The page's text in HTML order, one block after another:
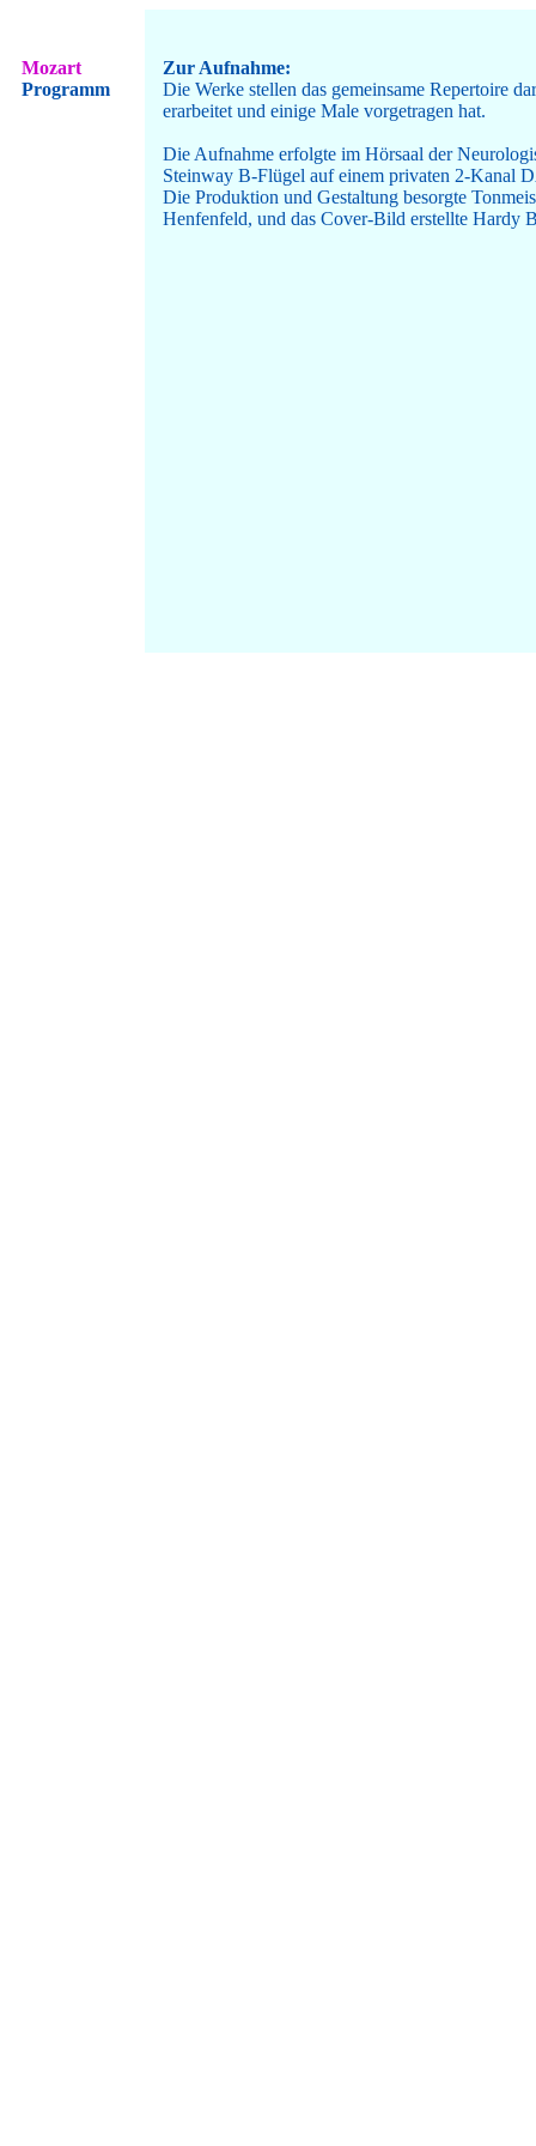
Mozart
Programm
Zur Aufnahme:
Die Werke stellen das gemeinsame Repertoire
erarbeitet und einige Male vorgetragen hat.
Die Aufnahme erfolgte im Hörsaal der
Steinway B-Flügel auf einem privaten 2-Kanal
Die Produktion und Gestaltung besorgte
Henfenfeld, und das Cover-Bild erstellte Hardy